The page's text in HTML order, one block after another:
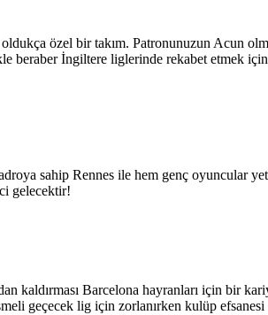
özel bir takım. Patronunuzun Acun
beraber İngiltere liglerinde rekabet etmek
sahip Rennes ile hem genç oyuncular
gelecektir!
kaldırması Barcelona hayranları için bir
geçecek lig için zorlanırken kulüp